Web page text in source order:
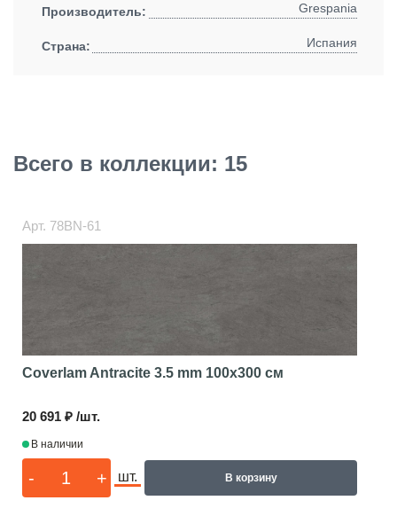
Производитель: Grespania
Страна: Испания
Всего в коллекции: 15
Арт. 78BN-61
Coverlam Antracite 3.5 mm 100x300 см
20 691 ₽ /шт.
В наличии
- + шт. В корзину